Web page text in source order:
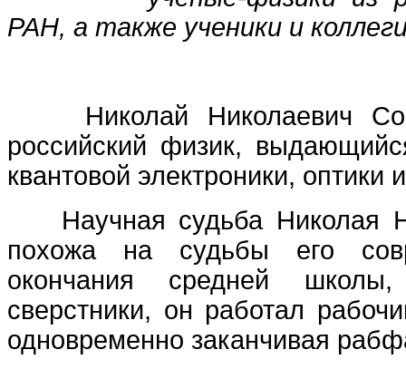
РАН, а также ученики и
Николай Николаевич
российский физик,
квантовой электроники, оптики
Научная судьба Николая
похожа на судьбы его
окончания средней
сверстники, он работал
одновременно заканчивая